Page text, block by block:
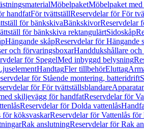
MöbelpaketMöbelpaket
handfatFör tvättställReservdelar för För
för bänkskivaBänkskivorReservdelar
för bänkskiva rektangulärtSidoskåp
Hängande skåpReservdelar för Hängande
och förvaringsboxarHanddukshållare
för SpegelMed inbyggd belysning
HandtagFler tillbehörEluttag
för Stående montering, batteridrift
för För tvättställsblandare
skiljevägg för handfatReservdelar för
Reservdelar för Dolda vattenlås
för köksvaskarReservdelar för Vattenlås för
Rak anslutningReservdelar för Rak